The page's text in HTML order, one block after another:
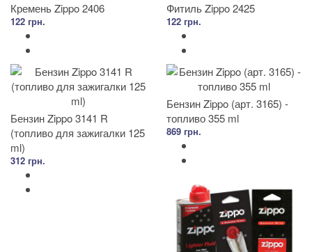
Кремень Zippo 2406
122 грн.
Фитиль Zippo 2425
122 грн.
Бензин Zippo 3141 R
(топливо для зажигалки 125
ml)
312 грн.
Бензин Zippo (арт. 3165) -
топливо 355 ml
869 грн.